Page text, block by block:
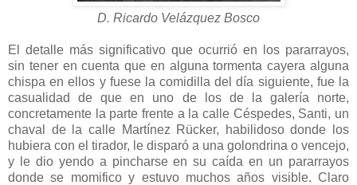
D. Ricardo Velázquez Bosco
El detalle más significativo que ocurrió en los pararrayos,
sin tener en cuenta que en alguna tormenta cayera alguna
chispa en ellos y fuese la comidilla del día siguiente, fue la
casualidad de que en uno de los de la galería norte,
concretamente la parte frente a la calle Céspedes, Santi, un
chaval de la calle Martínez Rücker, habilidoso donde los
hubiera con el tirador, le disparó a una golondrina o vencejo,
y le dio yendo a pincharse en su caída en un pararrayos
donde se momifico y estuvo muchos años visible. Claro